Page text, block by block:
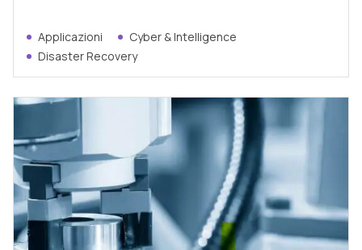
Applicazioni
Cyber & Intelligence
Disaster Recovery